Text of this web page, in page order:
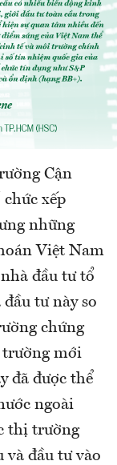
Cận
xếp
những
Việt Nam
đầu tư tổ
tư này so
chứng
trường mới
đã được thể
ngoài
thị trường
và đầu tư vào